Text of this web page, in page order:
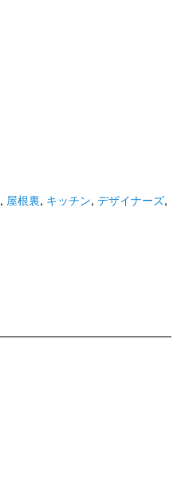
, 屋根裏, キッチン, デザイナーズ,